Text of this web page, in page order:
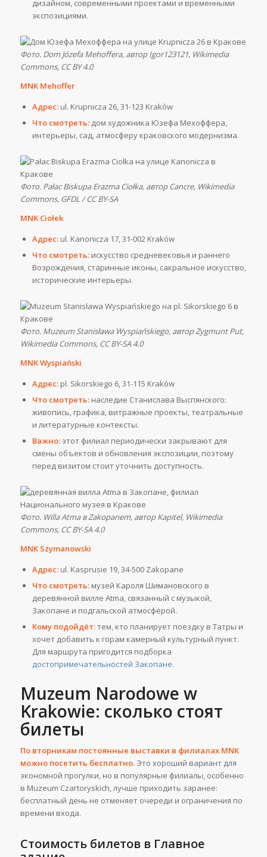
дизайном, современными проектами и временными
экспозициями.
Фото. Dom Józefa Mehoffera, автор Igor123121, Wikimedia
Commons, CC BY 4.0
MNK Mehoffer
Адрес:ul. Krupnicza 26, 31-123 Kraków
Что смотреть:дом художника Юзефа Мехоффера,
интерьеры, сад, атмосферу краковского модернизма.
Фото. Pałac Biskupa Erazma Ciołka, автор Cancre, Wikimedia
Commons, GFDL / CC BY-SA
MNK Ciołek
Адрес:ul. Kanonicza 17, 31-002 Kraków
Что смотреть:искусство средневековья и раннего
Возрождения, старинные иконы, сакральное искусство,
исторические интерьеры.
Фото. Muzeum Stanisława Wyspiańskiego, автор Zygmunt Put,
Wikimedia Commons, CC BY-SA 4.0
MNK Wyspiański
Адрес:pl. Sikorskiego 6, 31-115 Kraków
Что смотреть:наследие Станислава Выспянского:
живопись, графика, витражные проекты, театральные
и литературные контексты.
Важно:этот филиал периодически закрывают для
смены объектов и обновления экспозиции, поэтому
перед визитом стоит уточнить доступность.
Фото. Willa Atma в Zakopanem, автор Kapitel, Wikimedia
Commons, CC BY-SA 4.0
MNK Szymanowski
Адрес:ul. Kasprusie 19, 34-500 Zakopane
Что смотреть:музей Кароля Шимановского в
деревянной вилле Atma, связанный с музыкой,
Закопане и подгальской атмосферой.
Кому подойдёт:тем, кто планирует поездку в Татры и
хочет добавить к горам камерный культурный пункт.
Для маршрута пригодится подборка
достопримечательностей Закопане.
Muzeum Narodowe w
Krakowie: сколько стоят
билеты
По вторникам постоянные выставки в филиалах MNK
можно посетить бесплатно.Это хороший вариант для
экономной прогулки, но в популярные филиалы, особенно
в Muzeum Czartoryskich, лучше приходить заранее:
бесплатный день не отменяет очереди и ограничения по
времени входа.
Стоимость билетов в Главное